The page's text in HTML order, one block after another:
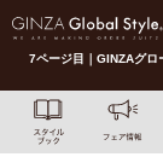
7ページ目｜GINZAグロ